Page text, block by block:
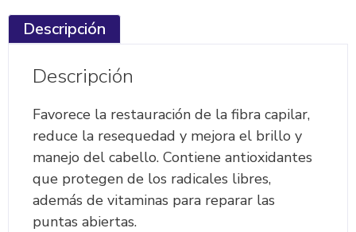
Descripción
Descripción
Favorece la restauración de la fibra capilar,
reduce la resequedad y mejora el brillo y
manejo del cabello. Contiene antioxidantes
que protegen de los radicales libres,
además de vitaminas para reparar las
puntas abiertas.